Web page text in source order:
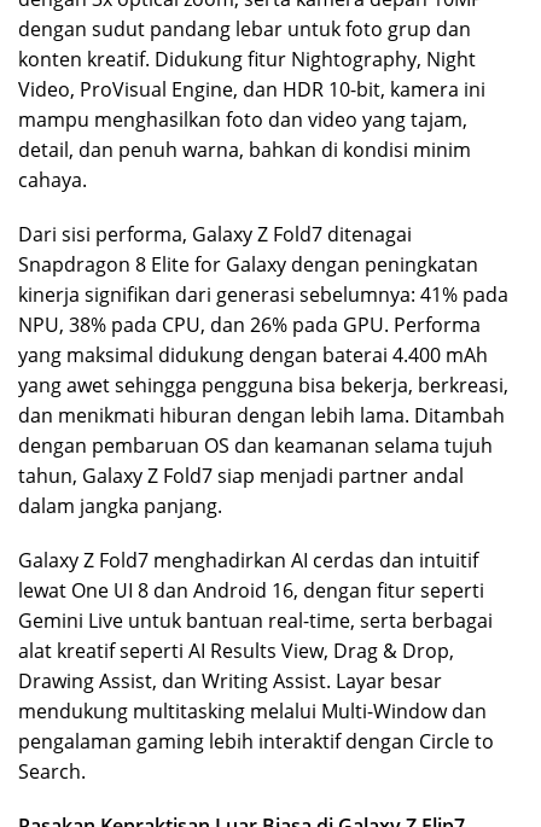
dengan sudut pandang lebar untuk foto grup dan
konten kreatif. Didukung fitur Nightography, Night
Video, ProVisual Engine, dan HDR 10-bit, kamera ini
mampu menghasilkan foto dan video yang tajam,
detail, dan penuh warna, bahkan di kondisi minim
cahaya.
Dari sisi performa, Galaxy Z Fold7 ditenagai
Snapdragon 8 Elite for Galaxy dengan peningkatan
kinerja signifikan dari generasi sebelumnya: 41% pada
NPU, 38% pada CPU, dan 26% pada GPU. Performa
yang maksimal didukung dengan baterai 4.400 mAh
yang awet sehingga pengguna bisa bekerja, berkreasi,
dan menikmati hiburan dengan lebih lama. Ditambah
dengan pembaruan OS dan keamanan selama tujuh
tahun, Galaxy Z Fold7 siap menjadi partner andal
dalam jangka panjang.
Galaxy Z Fold7 menghadirkan AI cerdas dan intuitif
lewat One UI 8 dan Android 16, dengan fitur seperti
Gemini Live untuk bantuan real-time, serta berbagai
alat kreatif seperti AI Results View, Drag & Drop,
Drawing Assist, dan Writing Assist. Layar besar
mendukung multitasking melalui Multi-Window dan
pengalaman gaming lebih interaktif dengan Circle to
Search.